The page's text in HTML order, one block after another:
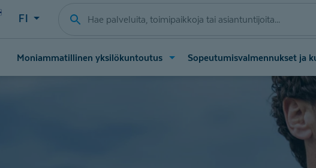
FI
Moniammatillinen yksilökuntoutus
Avaa
Sopeutumisvalmennukset ja